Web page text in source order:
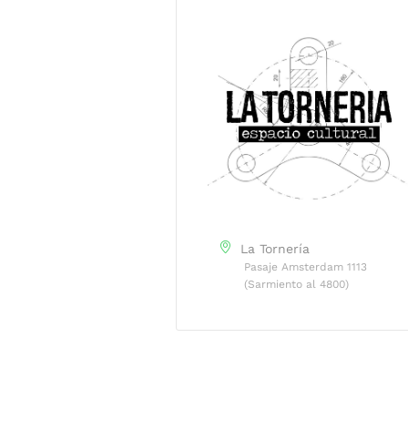
La Tornería
Pasaje Amsterdam 1113
(Sarmiento al 4800)